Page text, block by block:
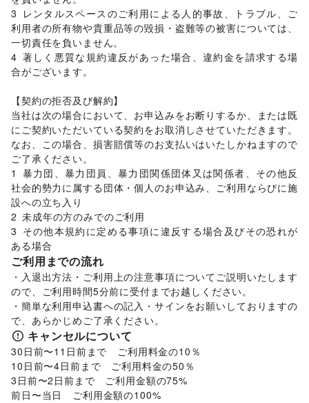
3	レンタルスペースのご利用による人的事故、トラブル、ご
利用者の所有物や貴重品等の毀損・盗難等の被害については、
一切責任を負いません。
4	著しく悪質な規約違反があった場合、違約金を請求する場
合がございます。
【契約の拒否及び解約】
当社は次の場合において、お申込みをお断りするか、または既
にご契約いただいている契約をお取消しさせていただきます。
なお、この場合、損害賠償等のお支払いはいたしかねますので
ご了承ください。
1	暴力団、暴力団員、暴力団関係団体又は関係者、その他反
社会的勢力に属する団体・個人のお申込み、ご利用ならびに施
設への立ち入り
2	未成年の方のみでのご利用
3	その他本規約に定める事項に違反する場合及びその恐れが
ある場合
ご利用までの流れ
・入退出方法・ご利用上の注意事項についてご説明いたします
ので、ご利用時間5分前に受付までお越しください。
・簡単な利用申込書への記入・サインをお願いしておりますの
で、あらかじめご了承ください。
キャンセルについて
30日前〜11日前まで　ご利用料金の10％
10日前〜4日前まで　ご利用料金の50％
3日前〜2日前まで　ご利用金額の75%
前日〜当日　ご利用金額の100%